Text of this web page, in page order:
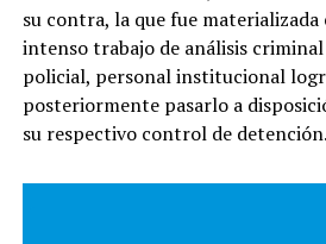
su contra, la que fue
intenso trabajo de análisis
policial, personal institucional
posteriormente pasarlo a
su respectivo control de detención.